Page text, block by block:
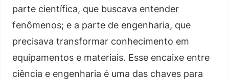
parte científica, que buscava entender
fenômenos; e a parte de engenharia, que
precisava transformar conhecimento em
equipamentos e materiais. Esse encaixe entre
ciência e engenharia é uma das chaves para